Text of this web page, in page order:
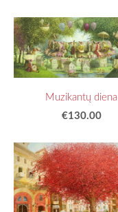
Muzikantų diena
€130.00